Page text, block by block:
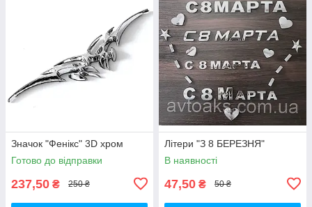
Значок "Фенікс" 3D хром
Готово до відправки
237,50 ₴ 250 ₴
Літери "З 8 БЕРЕЗНЯ"
В наявності
47,50 ₴ 50 ₴